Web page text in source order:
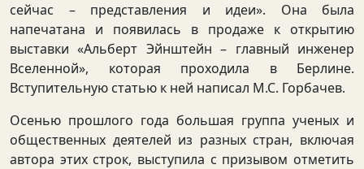
сейчас – представления и идеи». Она была
напечатана и появилась в продаже к открытию
выставки «Альберт Эйнштейн – главный инженер
Вселенной», которая проходила в Берлине.
Вступительную статью к ней написал М.С. Горбачев.
Осенью прошлого года большая группа ученых и
общественных деятелей из разных стран, включая
автора этих строк, выступила с призывом отметить